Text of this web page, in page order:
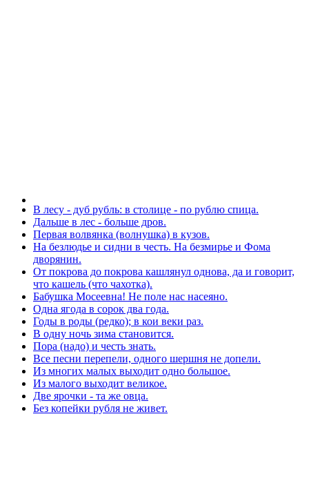
В лесу - дуб рубль: в столице - по рублю спица.
Дальше в лес - больше дров.
Первая волвянка (волнушка) в кузов.
На безлюдье и сидни в честь. На безмирье и Фома
дворянин.
От покрова до покрова кашлянул однова, да и говорит,
что кашель (что чахотка).
Бабушка Мосеевна! Не поле нас насеяно.
Одна ягода в сорок два года.
Годы в роды (редко); в кои веки раз.
В одну ночь зима становится.
Пора (надо) и честь знать.
Все песни перепели, одного шершня не допели.
Из многих малых выходит одно большое.
Из малого выходит великое.
Две ярочки - та же овца.
Без копейки рубля не живет.